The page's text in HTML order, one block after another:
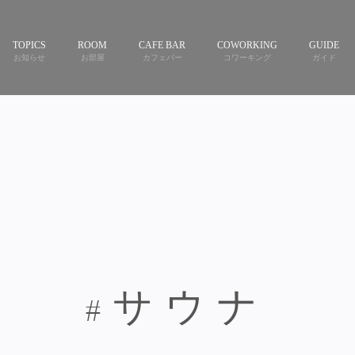
TOPICS
お知らせ
ROOM
お部屋
CAFE BAR
カフェバー
COWORKING
コワーキング
GUIDE
ガイド
#サウナ